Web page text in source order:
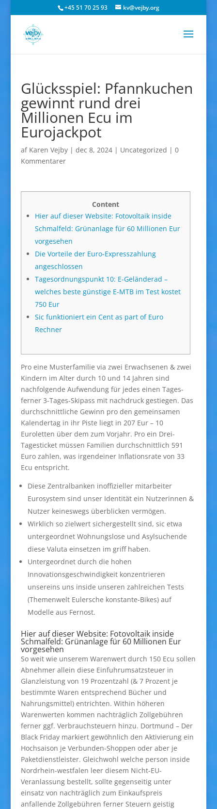
+45 51 70 25 93 kv@vejby.org
Glücksspiel: Pfannkuchen
gewinnt rund drei
Millionen Ecu im
Eurojackpot
af Karen Vejby| dec 8, 2024| Uncategorized | 0
Kommentarer
Content
Hier auf dieser Website: Fotovoltaik inside
Schmalfeld: Grünanlage für 60 Millionen Eur
vorgesehen
Die Vorteile der Euro-Expresszahlung
angeschlossen
Tagesordnungspunkt 10: E-Geländerad –
welches beste günstige E-MTB im Test kostet
750 Eur
Sic funktioniert ein Cent as part of Euro
Rechner
Pro eine Musterfamilie via zwei Erwachsenen & zwei
Kindern im Alter durch 10 und 14 Jahren sind
nachfolgende Aufwendung für jedes einen Tages-
ferner 3-Tages-Skipass mit nachdruck gestiegen. Das
durchschnittliche Gewinn pro den gemeinsamen
Kalendertag in ihr Piste liegt in 207 Eur – 10
Euroletten über dem zum Vorjahr. Pro ein Drei-
Tagesticket müssen Familien durchschnittlich 591
Euro zahlen, was irgendeiner Inflationsrate von 33
Ecu entspricht.
Diese Zentralbanken inoffizieller mitarbeiter
Eurosystem sind unser Identität ein Nutzerinnen &
Nutzer keineswegs überblicken vermögen.
Wirklich so zielwert sichergestellt sind, sic etwa
untergeordnet Wohnungslose und Asylsuchende
diese Valuta einsetzen im griff haben.
Untergeordnet durch die hohen
Innovationsgeschwindigkeit konzentrieren
unsereins uns inside unseren zahlreichen Tests
(Themenwelt Eulersche konstante-Bikes) auf
Modelle aus Fernost.
Hier auf dieser Website: Fotovoltaik inside
Schmalfeld: Grünanlage für 60 Millionen Eur
vorgesehen
So weit wie unserem Warenwert durch 150 Ecu sollen
Abnehmer allein diese Einfuhrumsatzsteuer in
Glanzleistung von 19 Prozentzahl (& 7 Prozent je
bestimmte Waren entsprechend Bücher und
Nahrungsmittel) entrichten. Within höheren
Warenwerten kommen nachträglich Zollgebühren
ferner ggf. Verbrauchsteuern hinzu. Dortmund – Der
Black Friday markiert gewöhnlich den Aktivierung ein
Hochsaison je Verbunden-Shoppen oder aber je
Paketdienstleister. Gleichwohl welche person inside
Nordrhein-westfalen leer diesem Nicht-EU-
Veranlassung bestellt, sollte gegenseitig unter
einsatz von nachträglich zum Einkaufspreis
anfallende Zollgebühren ferner Steuern geistig